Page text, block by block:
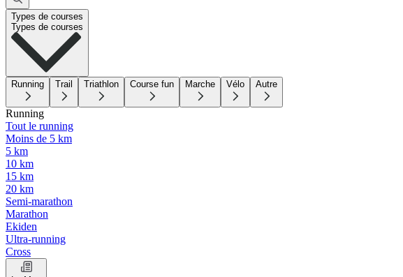
Types de courses
Types de courses
Running Trail Triathlon Course fun Marche Vélo Autre
Running
Tout le running
Moins de 5 km
5 km
10 km
15 km
20 km
Semi-marathon
Marathon
Ekiden
Ultra-running
Cross